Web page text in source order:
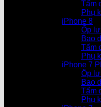
Tấm
Phụ
iPhone 8
Ốp
Bao
Tấm
Phụ
iPhone 7
Ốp
Bao
Tấm
Phụ